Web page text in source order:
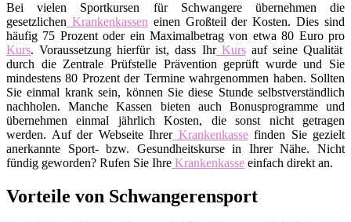
Bei vielen Sportkursen für Schwangere übernehmen die
gesetzlichen Krankenkassen einen Großteil der Kosten. Dies sind
häufig 75 Prozent oder ein Maximalbetrag von etwa 80 Euro pro
Kurs. Voraussetzung hierfür ist, dass IhrKursauf seine Qualität
durch die Zentrale Prüfstelle Prävention geprüft wurde und Sie
mindestens 80 Prozent der Termine wahrgenommen haben. Sollten
Sie einmal krank sein, können Sie diese Stunde selbstverständlich
nachholen. Manche Kassen bieten auch Bonusprogramme und
übernehmen einmal jährlich Kosten, die sonst nicht getragen
werden. Auf der Webseite IhrerKrankenkassefinden Sie gezielt
anerkannte Sport- bzw. Gesundheitskurse in Ihrer Nähe. Nicht
fündig geworden? Rufen Sie Ihre Krankenkasse einfach direkt an.
Vorteile von Schwangerensport